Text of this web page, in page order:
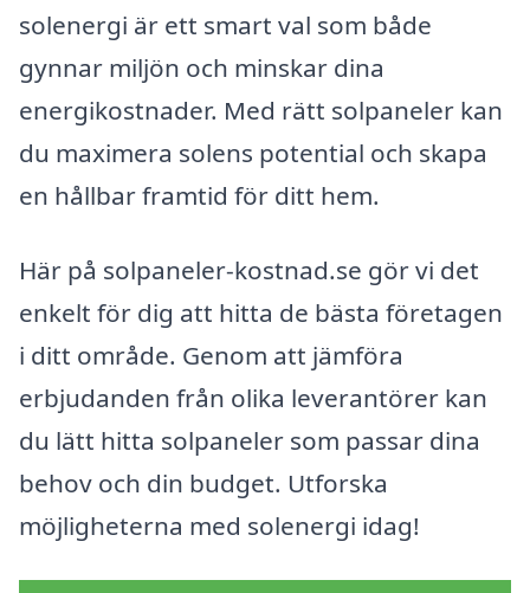
solenergi är ett smart val som både
gynnar miljön och minskar dina
energikostnader. Med rätt solpaneler kan
du maximera solens potential och skapa
en hållbar framtid för ditt hem.
Här på solpaneler-kostnad.se gör vi det
enkelt för dig att hitta de bästa företagen
i ditt område. Genom att jämföra
erbjudanden från olika leverantörer kan
du lätt hitta solpaneler som passar dina
behov och din budget. Utforska
möjligheterna med solenergi idag!